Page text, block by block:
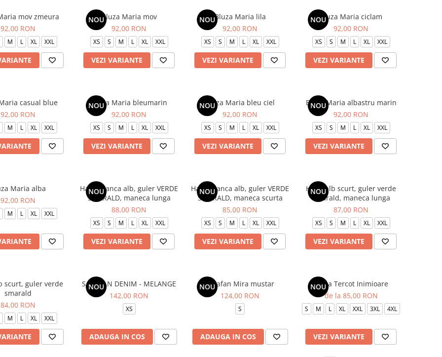
mov zmeura
92,00 RON
M L XL XXL
NOUBluza Maria mov
92,00 RON
XS S M L XL XXL
VEZI VARIANTE
NOUBluza Maria lila
92,00 RON
XS S M L XL XXL
VEZI VARIANTE
NOUBluza Maria ciclam
92,00 RON
XS S M L XL XXL
VEZI VARIANTE
casual blue
92,00 RON
M L XL XXL
NOU
Bluza Maria bleumarin
92,00 RON
XS S M L XL XXL
VEZI VARIANTE
NOU
Bluza Maria bleu ciel
92,00 RON
XS S M L XL XXL
VEZI VARIANTE
NOU
Bluza Maria albastru marin
92,00 RON
XS S M L XL XXL
VEZI VARIANTE
Maria alba
92,00 RON
M L XL XXL
NOU
Halat Bianca alb, guler VERDE
SMARALD, maneca lunga
88,00 RON
XS S M L XL XXL
VEZI VARIANTE
NOU
Halat Bianca alb, guler VERDE
SMARALD, maneca scurta
85,00 RON
XS S M L XL XXL
VEZI VARIANTE
NOU
Halat alb scurt, guler verde
smarald, maneca lunga
87,00 RON
XS S M L XL XXL
VEZI VARIANTE
scurt, guler verde
smarald
84,00 RON
M L XL XXL
NOU
SARAFAN DENIM - MELANGE
142,00 RON
XS
ADAUGA IN COS
NOU
Sarafan Mira mustar
124,00 RON
S
ADAUGA IN COS
NOU
Bluza Tercot Inimioare
de la 85,00 RON
S M L XL XXL 3XL 4XL
VEZI VARIANTE